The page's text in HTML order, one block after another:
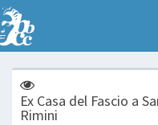
Ex Casa del Fascio a
Rimini